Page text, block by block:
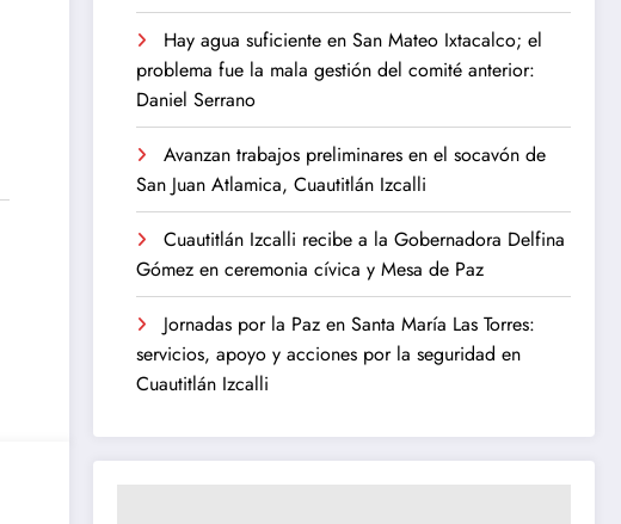
Hay agua suficiente en San Mateo Ixtacalco; el
problema fue la mala gestión del comité anterior:
Daniel Serrano
Avanzan trabajos preliminares en el socavón de
San Juan Atlamica, Cuautitlán Izcalli
Cuautitlán Izcalli recibe a la Gobernadora Delfina
Gómez en ceremonia cívica y Mesa de Paz
Jornadas por la Paz en Santa María Las Torres:
servicios, apoyo y acciones por la seguridad en
Cuautitlán Izcalli